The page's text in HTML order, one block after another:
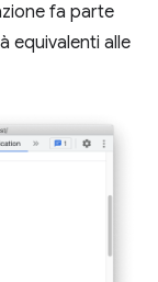
fa parte
equivalenti alle